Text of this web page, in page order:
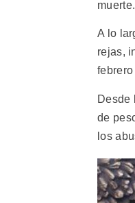
muerte.
A lo
rejas,
Desde
de
los